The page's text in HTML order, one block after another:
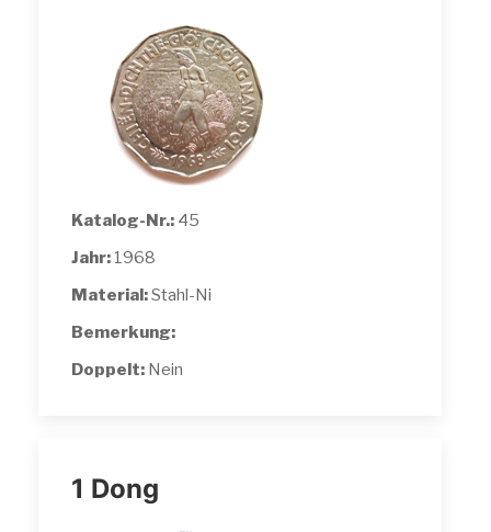
Katalog-Nr.: 45
Jahr: 1968
Material:Stahl-Ni
Bemerkung:
Doppelt: Nein
1 Dong